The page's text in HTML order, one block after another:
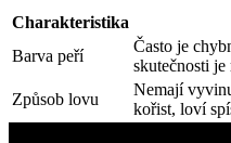
Charakteristika
Barva peří
Často je
skutečnosti je
Způsob lovu
Nemají
kořist, loví